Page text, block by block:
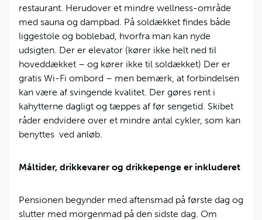
restaurant. Herudover et mindre wellness-område
med sauna og dampbad. På soldækket findes både
liggestole og boblebad, hvorfra man kan nyde
udsigten. Der er elevator (kører ikke helt ned til
hoveddækket – og kører ikke til soldækket) Der er
gratis Wi-Fi ombord – men bemærk, at forbindelsen
kan være af svingende kvalitet. Der gøres rent i
kahytterne dagligt og tæppes af før sengetid. Skibet
råder endvidere over et mindre antal cykler, som kan
benyttes ved anløb.
Måltider, drikkevarer og drikkepenge er inkluderet
Pensionen begynder med aftensmad på første dag og
slutter med morgenmad på den sidste dag. Om